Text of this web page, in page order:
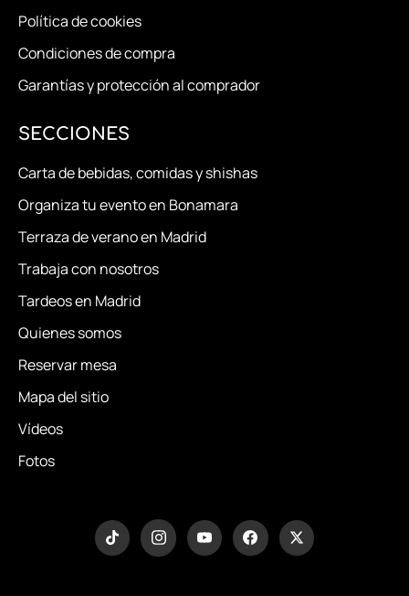
SECCIONES
Carta de bebidas, comidas y shishas
Organiza tu evento en Bonamara
Terraza de verano en Madrid
Trabaja con nosotros
Tardeos en Madrid
Quienes somos
Reservar mesa
Mapa del sitio
Vídeos
Fotos
Política de cookies
Condiciones de compra
Garantías y protección al comprador